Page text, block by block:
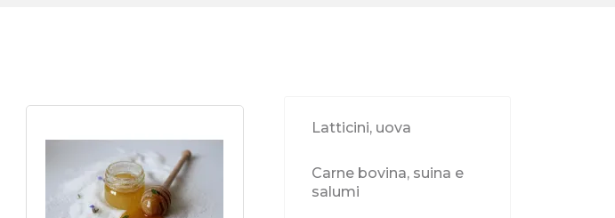
Latticini, uova
Carne bovina, suina e
salumi